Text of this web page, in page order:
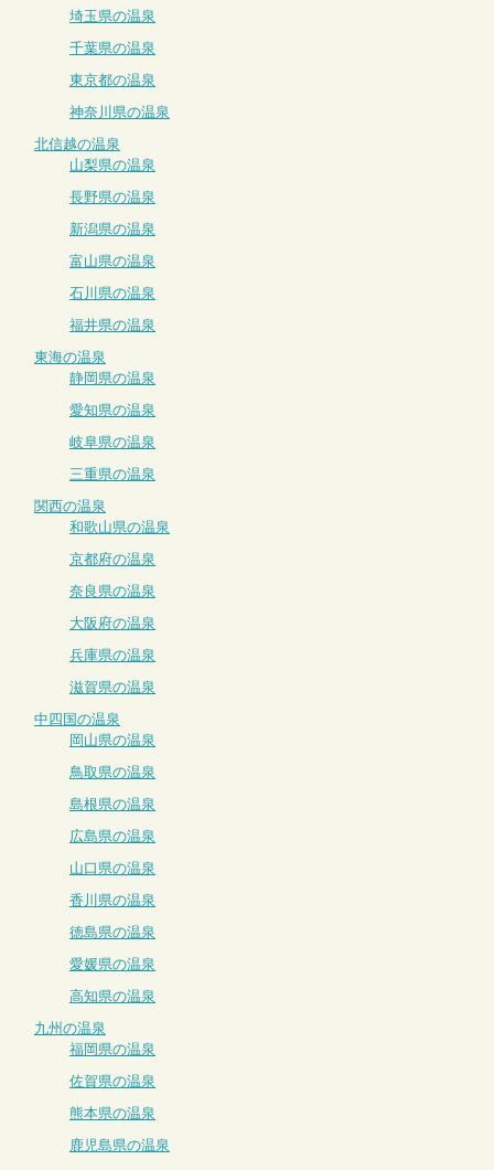
埼玉県の温泉
千葉県の温泉
東京都の温泉
神奈川県の温泉
北信越の温泉
山梨県の温泉
長野県の温泉
新潟県の温泉
富山県の温泉
石川県の温泉
福井県の温泉
東海の温泉
静岡県の温泉
愛知県の温泉
岐阜県の温泉
三重県の温泉
関西の温泉
和歌山県の温泉
京都府の温泉
奈良県の温泉
大阪府の温泉
兵庫県の温泉
滋賀県の温泉
中四国の温泉
岡山県の温泉
鳥取県の温泉
島根県の温泉
広島県の温泉
山口県の温泉
香川県の温泉
徳島県の温泉
愛媛県の温泉
高知県の温泉
九州の温泉
福岡県の温泉
佐賀県の温泉
熊本県の温泉
鹿児島県の温泉